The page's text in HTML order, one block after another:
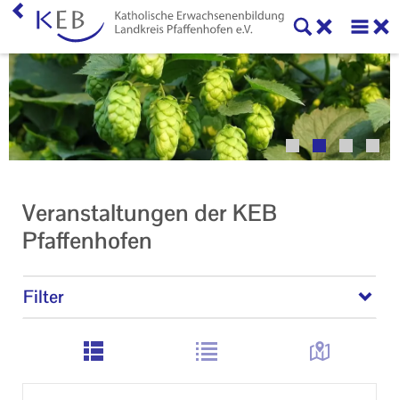
Veranstaltungen der KEB
Pfaffenhofen
Filter
Home
Veranstaltungen
KEB Pfaffenhofen
Ihr Kontakt zu uns
Datenschutzerklärung